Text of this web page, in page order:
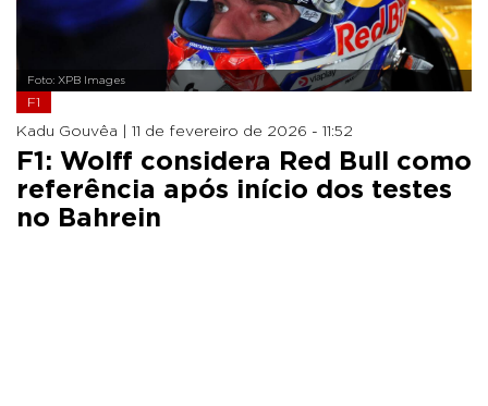
Foto: XPB Images
F1
Kadu Gouvêa | 11 de fevereiro de 2026 - 11:52
F1: Wolff considera Red Bull como
referência após início dos testes
no Bahrein